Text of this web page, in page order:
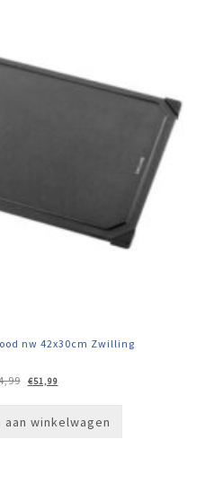
nw 42x30cm Zwilling
Oorspronkelijke
prijs
€51,99Huidige
prijs
aan winkelwagen